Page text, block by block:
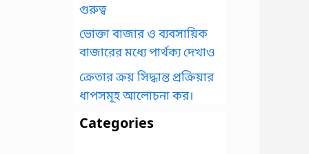
গুরুত্ব
ভোক্তা বাজার ও ব্যবসায়িক
বাজারের মধ্যে পার্থক্য দেখাও
ক্রেতার ক্রয় সিদ্ধান্ত প্রক্রিয়ার
ধাপসমূহ আলোচনা কর।
Categories